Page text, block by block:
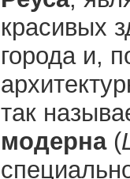
красивых
города и,
так
модерна (